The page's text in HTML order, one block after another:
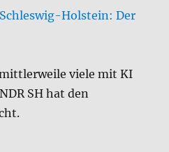
Holstein: Der
viele mit KI
SH hat den